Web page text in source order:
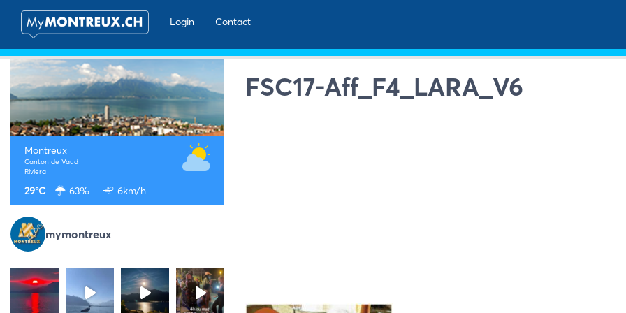
Login
Contact
Montreux
Canton de Vaud
Riviera
29°C 63% 6km/h
mymontreux
FSC17-Aff_F4_LARA_V6